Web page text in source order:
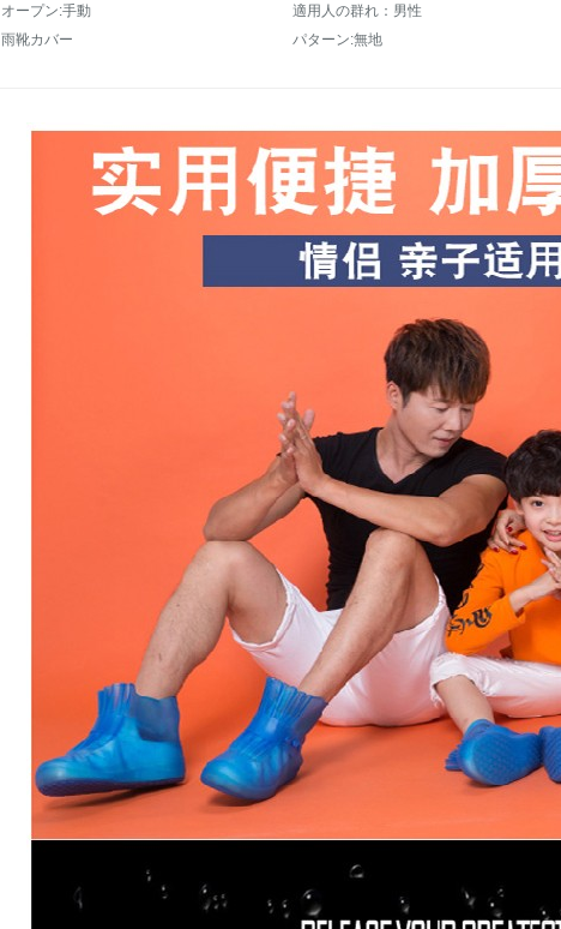
オープン:手動
適用人の群れ：男性
雨靴カバー
パターン:無地